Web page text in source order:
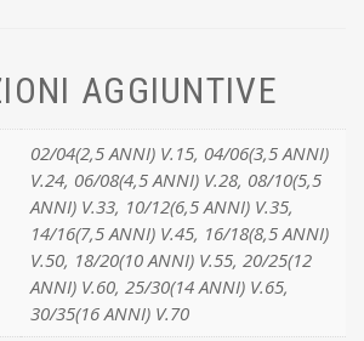
AGGIUNTIVE
02/04(2,5 ANNI) V.15, 04/06(3,5 ANNI)
V.24, 06/08(4,5 ANNI) V.28, 08/10(5,5
ANNI) V.33, 10/12(6,5 ANNI) V.35,
14/16(7,5 ANNI) V.45, 16/18(8,5 ANNI)
V.50, 18/20(10 ANNI) V.55, 20/25(12
ANNI) V.60, 25/30(14 ANNI) V.65,
30/35(16 ANNI) V.70